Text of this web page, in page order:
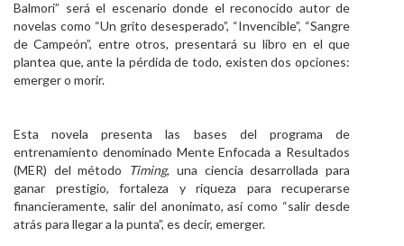
Balmori” será el escenario donde el reconocido autor de
novelas como “Un grito desesperado”, “Invencible”, “Sangre
de Campeón”, entre otros, presentará su libro en el que
plantea que, ante la pérdida de todo, existen dos opciones:
emerger o morir.
Esta novela presenta las bases del programa de
entrenamiento denominado Mente Enfocada a Resultados
(MER) del método
Timing, una ciencia desarrollada para
ganar prestigio, fortaleza y riqueza para recuperarse
financieramente, salir del anonimato, así como “salir desde
atrás para llegar a la punta”, es decir, emerger.